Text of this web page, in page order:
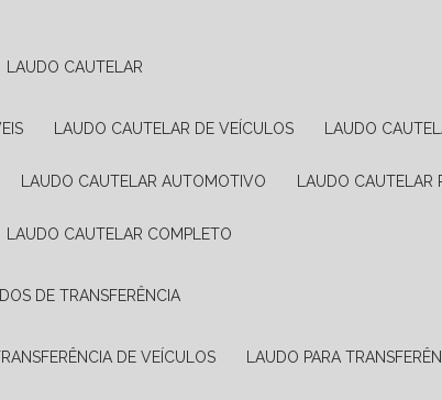
LAUDO CAUTELAR
LAUDO CAUTELAR DE VEÍCULOS LAUDO
LAUDO CAUTELAR AUTOMOTIVO LAUDO CAUTELAR
LAUDO CAUTELAR COMPLETO
DE TRANSFERÊNCIA
DE VEÍCULOS LAUDO PARA